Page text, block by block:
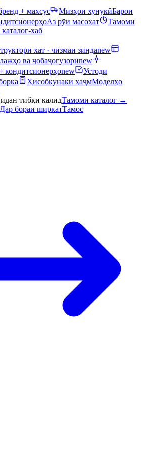
+ махсус Мизҳои хунукӣБарои
Аз рӯи масоҳат
Тамоми
хаб
хат · чизмаи зиндаnew
ва ҷобаҷогузорӣnew
кондитсионерҳоnew
Устоди
Ҳисобкунаки ҳаҷмМоделҳо
тибқи калидТамоми каталог →
Дар бораи ширкатТамос